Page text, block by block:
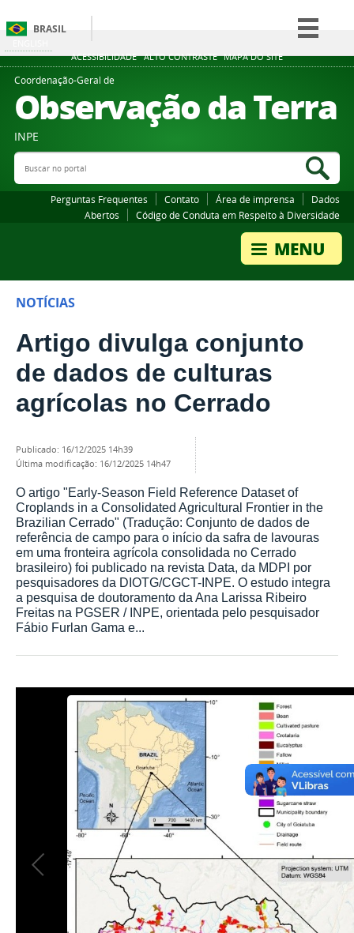
ACESSIBILIDADE ALTO CONTRASTE MAPA DO SITE
BRASIL
Simplifique!
Participe
Legislação
Coordenação-Geral de
Observação da Terra
INPE
Buscar no portal
Perguntas Frequentes Contato Área de imprensa
Dados
Abertos
Código de Conduta em Respeito à Diversidade
NOTÍCIAS
Artigo divulga conjunto
de dados de culturas
agrícolas no Cerrado
publicado: 16/12/2025 14h39
última modificação: 16/12/2025 14h47
O artigo "Early-Season Field Reference Dataset of
Croplands in a Consolidated Agricultural Frontier in the
Brazilian Cerrado" (Tradução: Conjunto de dados de
referência de campo para o início da safra de lavouras
em uma fronteira agrícola consolidada no Cerrado
brasileiro) foi publicado na revista Data, da MDPI por
pesquisadores da DIOTG/CGCT-INPE. O estudo integra
a pesquisa de doutoramento da Ana Larissa Ribeiro
Freitas na PGSER / INPE, orientada pelo pesquisador
Fábio Furlan Gama e...